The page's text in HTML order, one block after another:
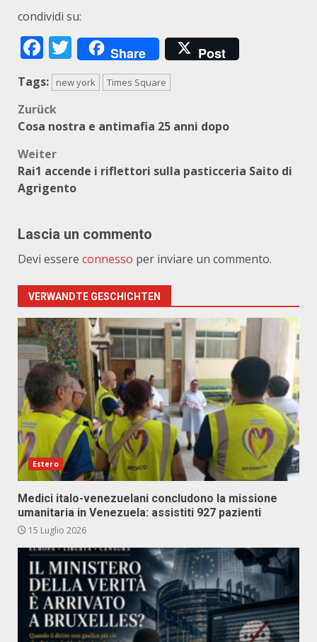
condividi su:
Facebook
Twitter
Share Post
Tags: new york Times Square
Beitragsnavigation
Zurück
Cosa nostra e antimafia 25 anni dopo
Weiter
Rai1 accende i riflettori sulla pasticceria Saito di
Agrigento
Lascia un commento
Devi essere connesso per inviare un commento.
VERWANDTE GESCHICHTEN
Estero
Medici italo-venezuelani concludono la missione
umanitaria in Venezuela: assistiti 927 pazienti
15 Luglio 2026